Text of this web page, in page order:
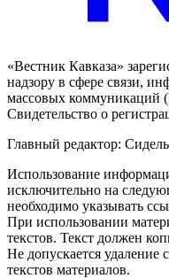
«Вестник Кавказа»
надзору в сфере связи,
массовых коммуникаций
Свидетельство о
Главный редактор:
Использование
исключительно на
необходимо указывать
При использовании
текстов. Текст должен
Не допускается удаление
текстов материалов.